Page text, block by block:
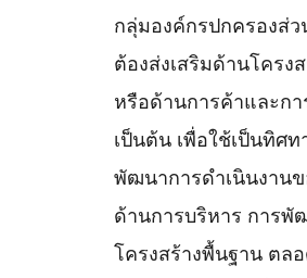
กลุ่มองค์กรปกครองส่
ต้องส่งเสริมด้านโครง
หรือด้านการค้าและก
เป็นต้น เพื่อใช้เป็นทิศท
พัฒนาการดำเนินงาน
ด้านการบริหาร การพั
โครงสร้างพื้นฐาน ตล